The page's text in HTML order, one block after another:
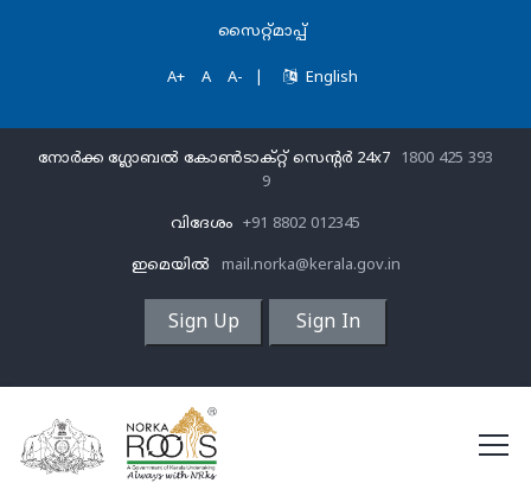
സൈറ്റ്മാപ്പ്
A+ A A- English
നോർക്ക ഗ്ലോബൽ കോൺടാക്റ്റ് സെന്‍റര്‍ 24x7
1800 425 393
9
വിദേശം +91 8802 012345
ഇമെയിൽ mail.norka@kerala.gov.in
Sign Up Sign In